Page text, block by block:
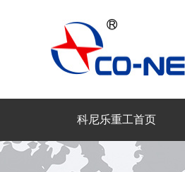
科尼乐重工首页
联系科尼乐重工